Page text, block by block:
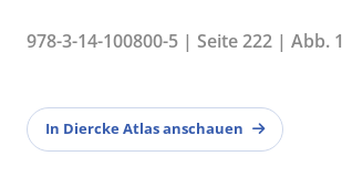
978-3-14-100800-5 | Seite 222 | Abb. 1
In Diercke Atlas anschauen